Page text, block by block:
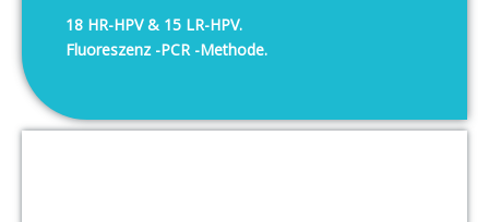
Menschlicher Papillomavirus (HPV)
18 HR-HPV & 15 LR-HPV.
Fluoreszenz -PCR -Methode.